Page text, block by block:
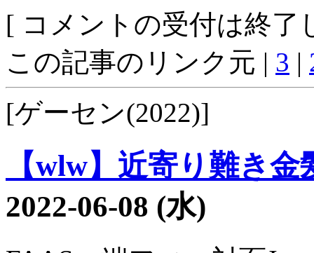
[ コメントの受付は終了
この記事のリンク元 | 3 |
[ゲーセン(2022)]
【wlw】近寄り難き
2022-06-08 (水)